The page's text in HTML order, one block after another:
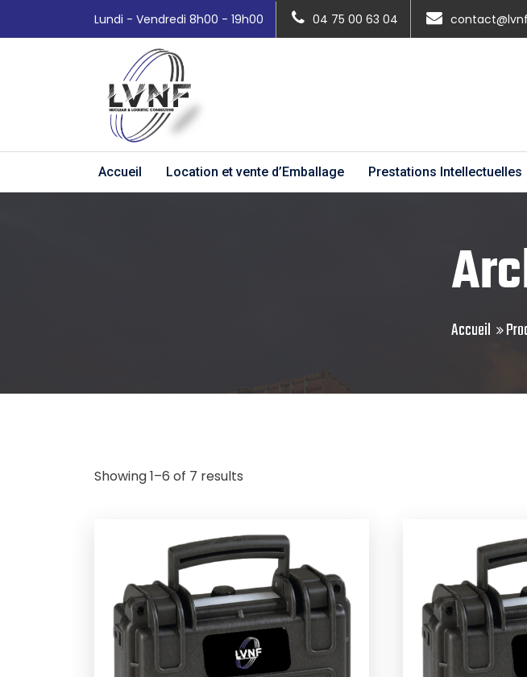
Lundi - Vendredi 8h00 - 19h00 04 75 00 63 04
Accueil Location et vente d’Emballage Prestations Intellectuelles
Accueil
Showing 1–6 of 7 results